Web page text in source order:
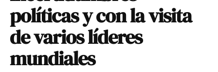
políticas y con la visita
de varios líderes
mundiales